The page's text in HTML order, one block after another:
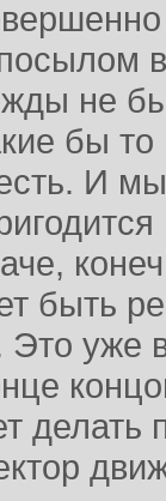
не
бы
И мы
быть
Это уже
делать